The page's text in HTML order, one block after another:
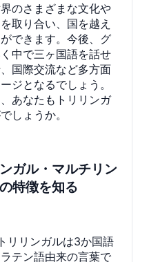
のさまざまな文化や
取り合い、国を越え
できます。今後、グ
中で三ヶ国語を話せ
国際交流など多方面
ジとなるでしょう。
あなたもトリリンガ
しょうか。
ガル・マルチリン
特徴を知る
リリンガルは3か国語
テン語由来の言葉で